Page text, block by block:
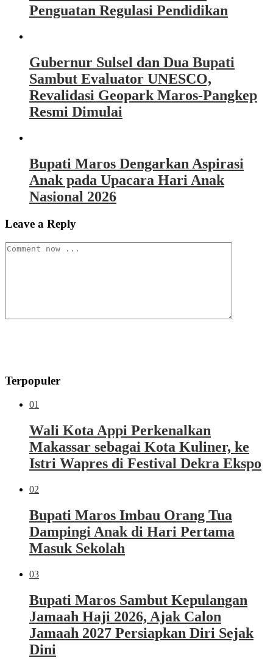
Penguatan Regulasi Pendidikan
Gubernur Sulsel dan Dua Bupati
Sambut Evaluator UNESCO,
Revalidasi Geopark Maros-Pangkep
Resmi Dimulai
Bupati Maros Dengarkan Aspirasi
Anak pada Upacara Hari Anak
Nasional 2026
Leave a Reply
Terpopuler
01
Wali Kota Appi Perkenalkan
Makassar sebagai Kota Kuliner, ke
Istri Wapres di Festival Dekra Ekspo
02
Bupati Maros Imbau Orang Tua
Dampingi Anak di Hari Pertama
Masuk Sekolah
03
Bupati Maros Sambut Kepulangan
Jamaah Haji 2026, Ajak Calon
Jamaah 2027 Persiapkan Diri Sejak
Dini